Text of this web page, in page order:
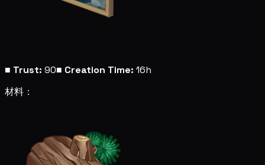
■ Trust: 90■ Creation Time: 16h
材料：